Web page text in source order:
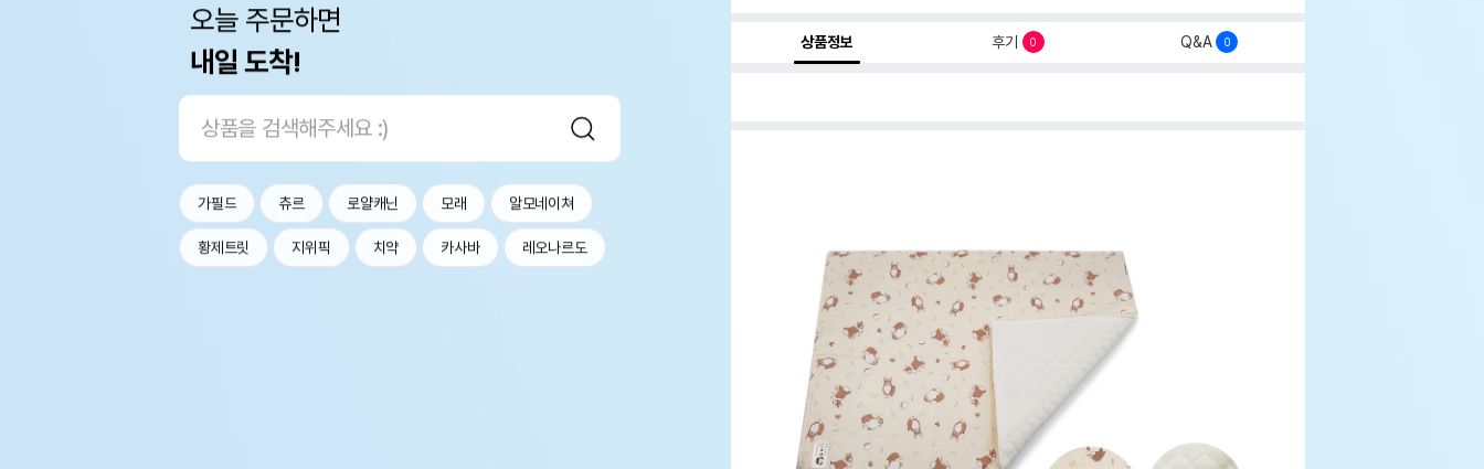
오늘 주문하면
내일 도착!
가필드 츄르 로얄캐닌 모래 알모네이쳐
황제트릿 지위픽 치약 카사바 레오나르도
상품정보 후기 0 Q&A 0